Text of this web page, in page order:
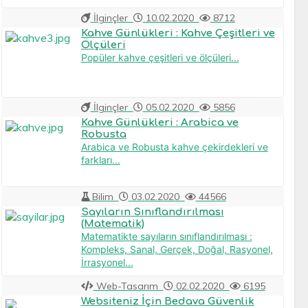
İlginçler 10.02.2020 8712
Kahve Günlükleri : Kahve Çeşitleri ve
Ölçüleri
Popüler kahve çeşitleri ve ölçüleri...
İlginçler 05.02.2020 5856
Kahve Günlükleri : Arabica ve
Robusta
Arabica ve Robusta kahve çekirdekleri ve
farkları...
Bilim 03.02.2020 44566
Sayıların Sınıflandırılması
(Matematik)
Matematikte sayıların sınıflandırılması :
Kompleks, Sanal, Gerçek, Doğal, Rasyonel,
İrrasyonel...
Web-Tasarım 02.02.2020 6195
Websiteniz İçin Bedava Güvenlik